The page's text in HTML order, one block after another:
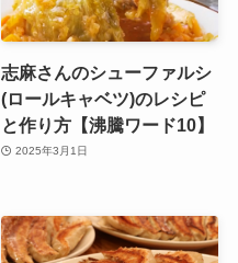
志麻さんのシューファルシ
(ロールキャベツ)のレシピ
と作り方【沸騰ワード10】
2025年3月1日